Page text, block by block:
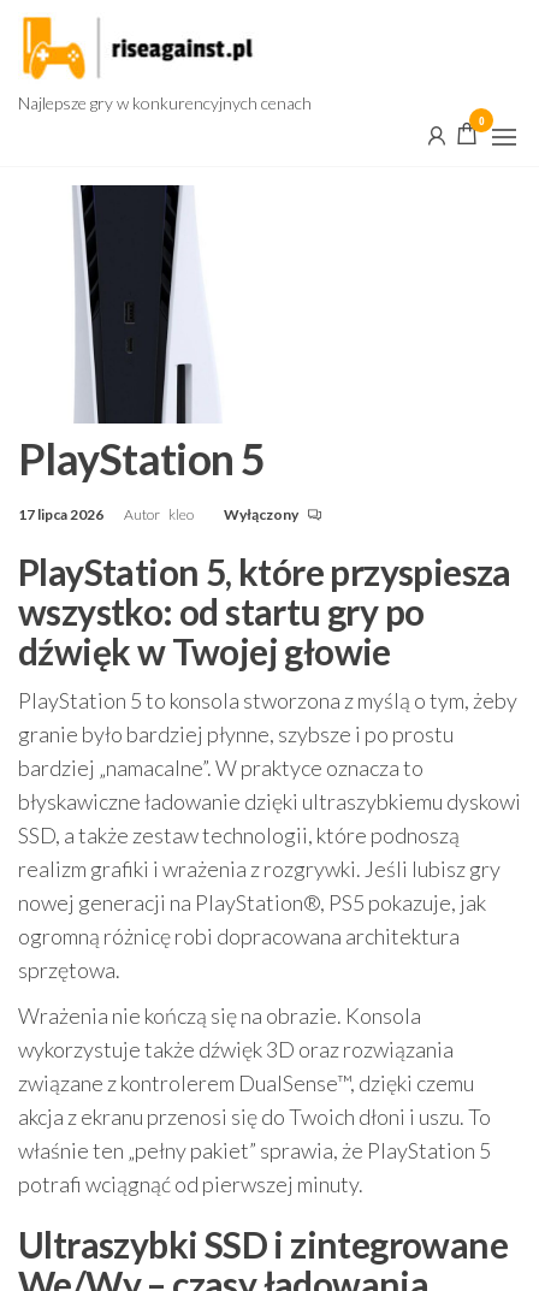
Przejdź
treści
Najlepsze gry w konkurencyjnych cenach
0
PlayStation 5
17 lipca 2026 Autor kleo Wyłączony
PlayStation 5, które przyspiesza
wszystko: od startu gry po
dźwięk w Twojej głowie
PlayStation 5 to konsola stworzona z myślą o tym, żeby
granie było bardziej płynne, szybsze i po prostu
bardziej „namacalne”. W praktyce oznacza to
błyskawiczne ładowanie dzięki ultraszybkiemu dyskowi
SSD, a także zestaw technologii, które podnoszą
realizm grafiki i wrażenia z rozgrywki. Jeśli lubisz gry
nowej generacji na PlayStation®, PS5 pokazuje, jak
ogromną różnicę robi dopracowana architektura
sprzętowa.
Wrażenia nie kończą się na obrazie. Konsola
wykorzystuje także dźwięk 3D oraz rozwiązania
związane z kontrolerem DualSense™, dzięki czemu
akcja z ekranu przenosi się do Twoich dłoni i uszu. To
właśnie ten „pełny pakiet” sprawia, że PlayStation 5
potrafi wciągnąć od pierwszej minuty.
Ultraszybki SSD i zintegrowane